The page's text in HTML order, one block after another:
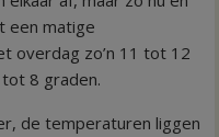
een matige
overdag zo’n 11 tot 12
tot 8 graden.
de temperaturen liggen